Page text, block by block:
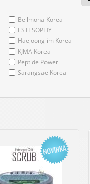
Bellmona Korea
ESTESOPHY
Haejoonglim Korea
KJMA Korea
Peptide Power
Sarangsae Korea